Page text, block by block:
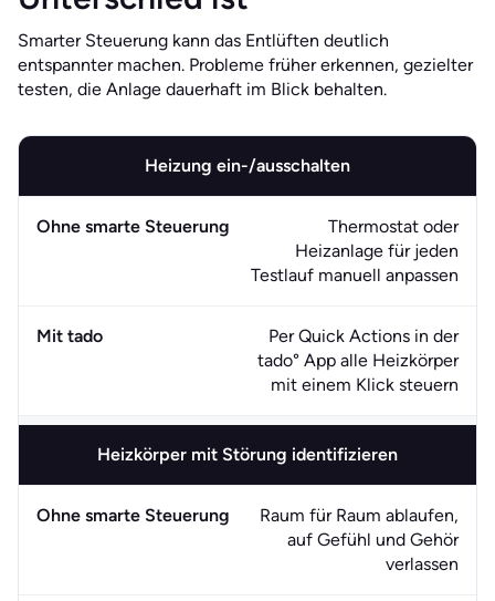
Smarter Steuerung kann das Entlüften deutlich
entspannter machen. Probleme früher erkennen, gezielter
testen, die Anlage dauerhaft im Blick behalten.
Heizung ein-/ausschalten
Thermostat oder
Heizanlage für jeden
Testlauf manuell anpassen
Per Quick Actions in der
tado° App alle Heizkörper
mit einem Klick steuern
Heizkörper mit Störung identifizieren
Raum für Raum ablaufen,
auf Gefühl und Gehör
verlassen